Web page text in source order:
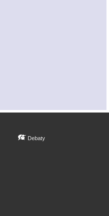
Debaty